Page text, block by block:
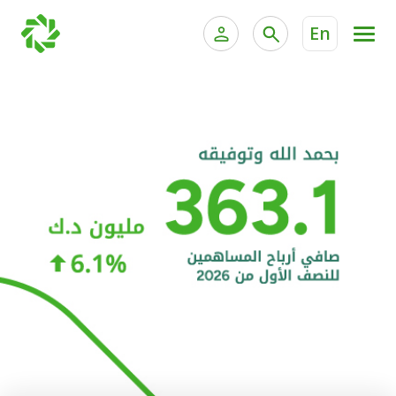
En
الخدمات المصرفية الإلكترونية للشركات
خدمة "بيتك" للتداول الإلكتروني
الحسابات المصرفية
البطاقات
"برامج العملاء"